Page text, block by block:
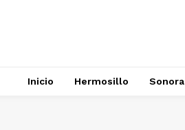
Inicio Hermosillo Sonora